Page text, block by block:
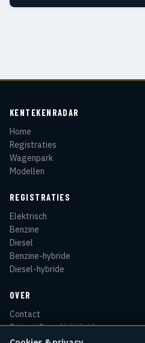
KENTEKENRADAR
Home
Registraties
Wagenpark
Modellen
REGISTRATIES
Elektrisch
Benzine
Diesel
Benzine-hybride
Diesel-hybride
OVER
Contact
Privacy & cookiebeleid
Disclaimer